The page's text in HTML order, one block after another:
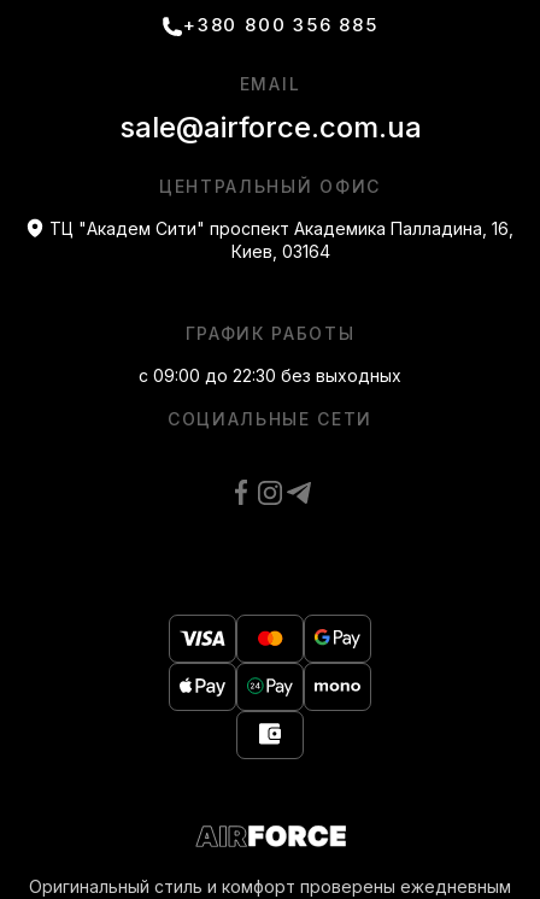
Оригинальный стиль и комфорт проверены ежедневным
+380 800 356 885
ЦЕНТРАЛЬНЫЙ ОФИС
ТЦ "Академ Сити" проспект Академика Палладина, 16,
Киев, 03164
СОЦИАЛЬНЫЕ СЕТИ
EMAIL
sale@airforce.com.ua
ГРАФИК РАБОТЫ
с 09:00 до 22:30 без выходных